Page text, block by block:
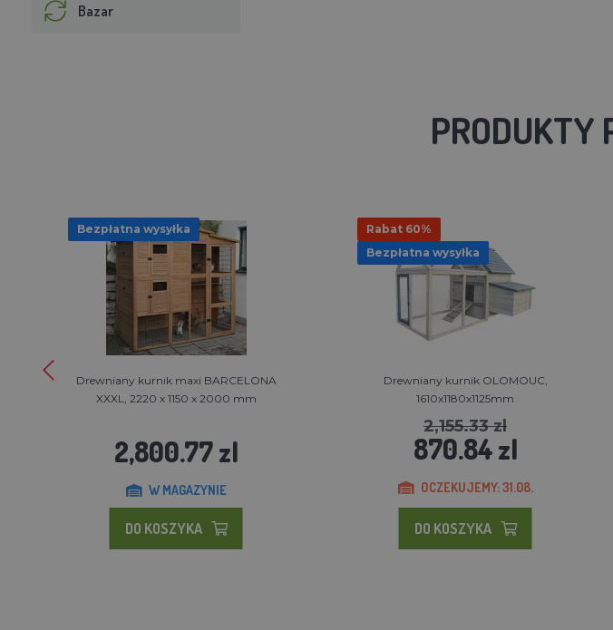
Bazar
PRODUKTY
Bezpłatna wysyłka
Drewniany kurnik maxi BARCELONA
XXXL, 2220 x 1150 x 2000 mm
2,800.77 zl
W MAGAZYNIE
DO KOSZYKA
Rabat 60%
Bezpłatna wysyłka
Drewniany kurnik OLOMOUC,
1610x1180x1125mm
2,155.33 zl
870.84 zl
OCZEKUJEMY: 31.08.
DO KOSZYKA